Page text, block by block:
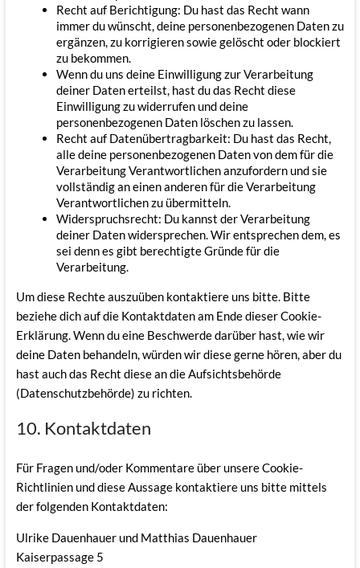
Recht auf Berichtigung: Du hast das Recht wann
immer du wünscht, deine personenbezogenen Daten zu
ergänzen, zu korrigieren sowie gelöscht oder blockiert
zu bekommen.
Wenn du uns deine Einwilligung zur Verarbeitung
deiner Daten erteilst, hast du das Recht diese
Einwilligung zu widerrufen und deine
personenbezogenen Daten löschen zu lassen.
Recht auf Datenübertragbarkeit: Du hast das Recht,
alle deine personenbezogenen Daten von dem für die
Verarbeitung Verantwortlichen anzufordern und sie
vollständig an einen anderen für die Verarbeitung
Verantwortlichen zu übermitteln.
Widerspruchsrecht: Du kannst der Verarbeitung
deiner Daten widersprechen. Wir entsprechen dem, es
sei denn es gibt berechtigte Gründe für die
Verarbeitung.
Um diese Rechte auszuüben kontaktiere uns bitte. Bitte
beziehe dich auf die Kontaktdaten am Ende dieser Cookie-
Erklärung. Wenn du eine Beschwerde darüber hast, wie wir
deine Daten behandeln, würden wir diese gerne hören, aber du
hast auch das Recht diese an die Aufsichtsbehörde
(Datenschutzbehörde) zu richten.
10. Kontaktdaten
Für Fragen und/oder Kommentare über unsere Cookie-
Richtlinien und diese Aussage kontaktiere uns bitte mittels
der folgenden Kontaktdaten:
Ulrike Dauenhauer und Matthias Dauenhauer
Kaiserpassage 5